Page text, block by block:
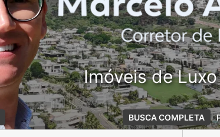
Imóveis de
BUSCA COMPLETA